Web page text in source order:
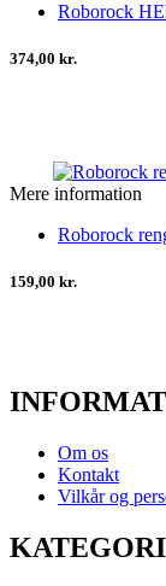
Roborock
374,00 kr.
Mere information
Roborock
159,00 kr.
Om os
Kontakt
Vilkår og